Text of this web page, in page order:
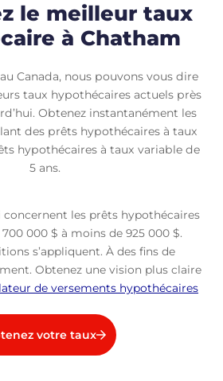
le meilleur taux
à Chatham
Canada, nous pouvons vous dire
taux hypothécaires actuels près
Obtenez instantanément les
des prêts hypothécaires à taux
hypothécaires à taux variable de
5 ans.
concernent les prêts hypothécaires
000 $ à moins de 925 000 $.
s’appliquent. À des fins de
Obtenez une vision plus claire
de versements hypothécaires
votre taux